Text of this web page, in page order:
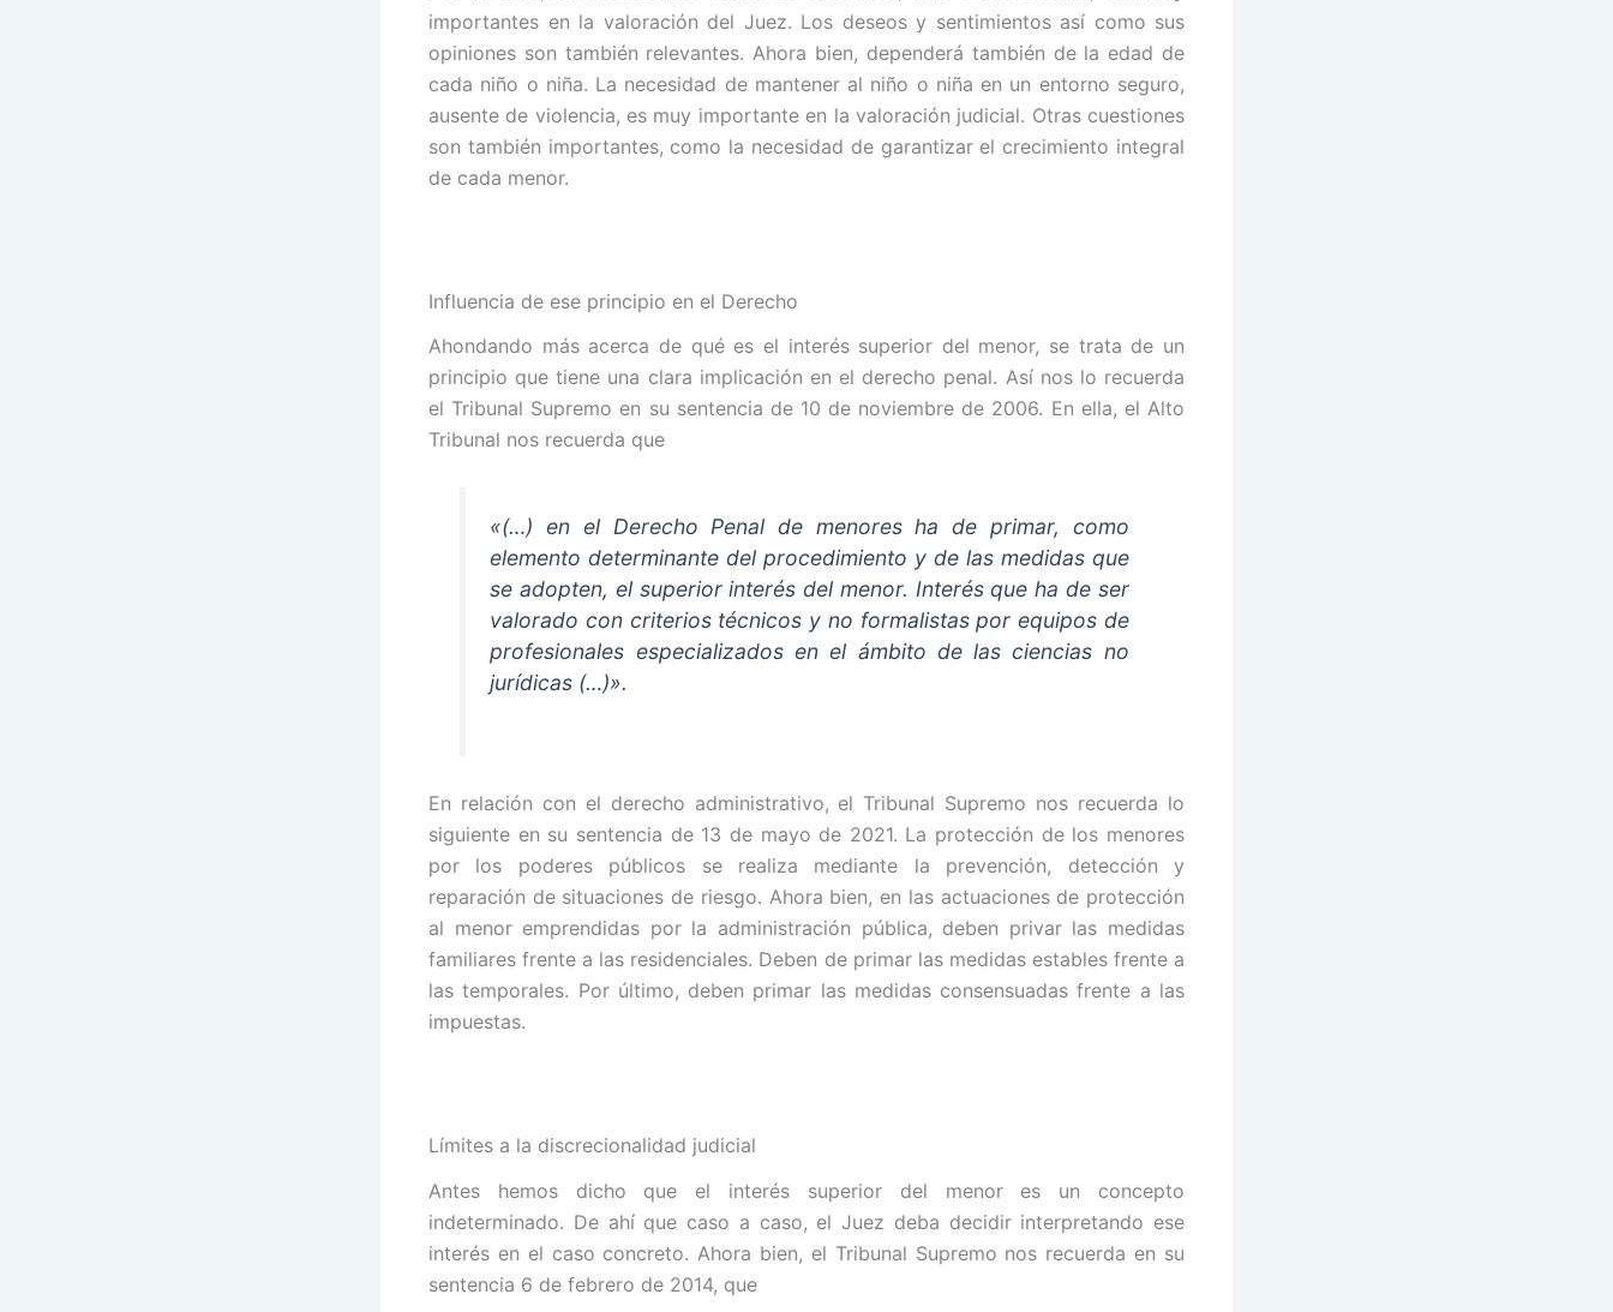
importantes en la valoración del Juez. Los deseos y sentimientos así como sus
opiniones son también relevantes. Ahora bien, dependerá también de la edad de
cada niño o niña. La necesidad de mantener al niño o niña en un entorno seguro,
ausente de violencia, es muy importante en la valoración judicial. Otras cuestiones
son también importantes, como la necesidad de garantizar el crecimiento integral
de cada menor.
Influencia de ese principio en el Derecho
Ahondando más acerca de qué es el interés superior del menor, se trata de un
principio que tiene una clara implicación en el derecho penal. Así nos lo recuerda
el Tribunal Supremo en su sentencia de 10 de noviembre de 2006. En ella, el Alto
Tribunal nos recuerda que
«(…)en el Derecho Penal de menoresha de primar, como
elemento determinante del procedimiento y de las medidas que
se adopten, el superior interés del menor. Interésque ha de ser
valorado con criterios técnicos y no formalistas por equipos de
profesionales especializados en el ámbito de las ciencias no
jurídicas (…)».
En relación con el derecho administrativo, el Tribunal Supremo nos recuerda lo
siguiente en su sentencia de 13 de mayo de 2021. La protección de los menores
por los poderes públicos se realiza mediante la prevención, detección y
reparación de situaciones de riesgo. Ahora bien, en las actuaciones de protección
al menor emprendidas por la administración pública, deben privar las medidas
familiares frente a las residenciales. Deben de primar las medidas estables frente a
las temporales. Por último, deben primar las medidas consensuadas frente a las
impuestas.
Límites a la discrecionalidad judicial
Antes hemos dicho que el interés superior del menor es un concepto
indeterminado. De ahí que caso a caso, el Juez deba decidir interpretando ese
interés en el caso concreto. Ahora bien, el Tribunal Supremo nos recuerda en su
sentencia 6 de febrero de 2014, que